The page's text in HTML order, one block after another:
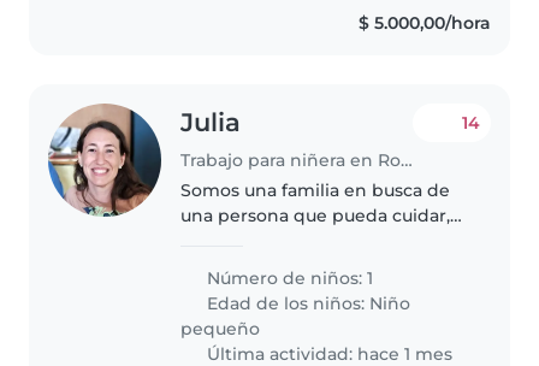
$ 5.000,00/hora
Julia
Trabajo para niñera en Rosario
14
Somos una familia en busca de
una persona que pueda cuidar,
nuestro hijo de 2 años. También
necesitamos que gestione el
reseteo hogareño diario.
Valoramos..
Número de niños: 1
Edad de los niños: Niño
pequeño
Última actividad: hace 1 mes